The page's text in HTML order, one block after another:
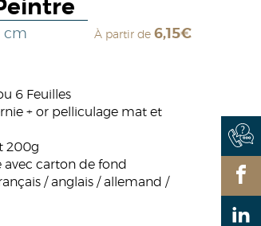
cm À partir de 6,15€
6 Feuilles
+ or pelliculage mat et
200g
avec carton de fond
/ anglais / allemand /